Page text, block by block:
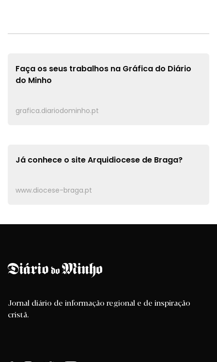
Faça os seus trabalhos na Gráfica do Diário
do Minho
grafica.diariodominho.pt
Já conhece o siteArquidiocese de Braga?
www.diocese-braga.pt
Jornal diário de informação regional e de inspiração
cristã.